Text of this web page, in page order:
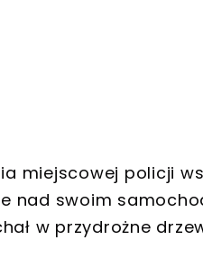
miejscowej policji
nad swoim
w przydrożne